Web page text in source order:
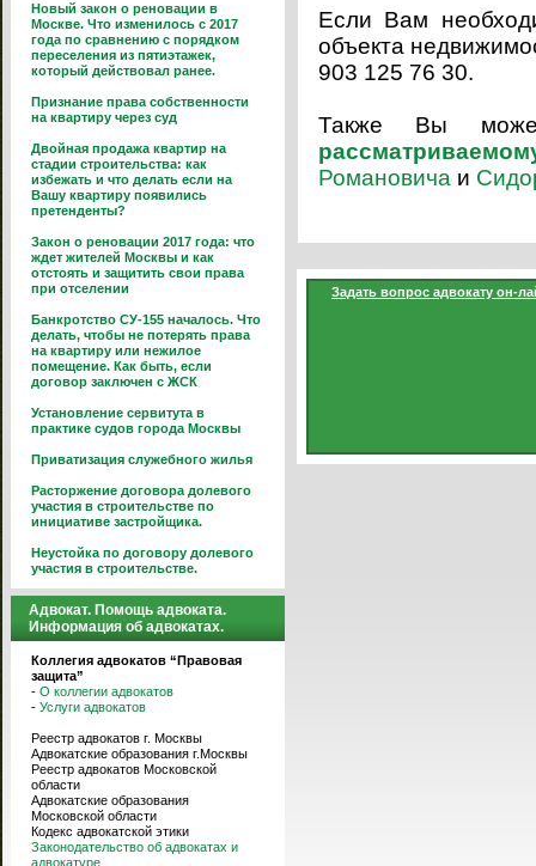
Новый закон о реновации в
Москве. Что изменилось с 2017
года по сравнению с порядком
переселения из пятиэтажек,
который действовал ранее.
Признание права собственности
на квартиру через суд
Двойная продажа квартир на
стадии строительства: как
избежать и что делать если на
Вашу квартиру появились
претенденты?
Закон о реновации 2017 года: что
ждет жителей Москвы и как
отстоять и защитить свои права
при отселении
Банкротство СУ-155 началось. Что
делать, чтобы не потерять права
на квартиру или нежилое
помещение. Как быть, если
договор заключен с ЖСК
Установление сервитута в
практике судов города Москвы
Приватизация служебного жилья
Расторжение договора долевого
участия в строительстве по
инициативе застройщика.
Неустойка по договору долевого
участия в строительстве.
Адвокат. Помощь адвоката.
Информация об адвокатах.
Коллегия адвокатов “Правовая
защита”
- О коллегии адвокатов
- Услуги адвокатов
Реестр адвокатов г. Москвы
Адвокатские образования г.Москвы
Реестр адвокатов Московской
области
Адвокатские образования
Московской области
Кодекс адвокатской этики
Законодательство об адвокатах и
адвокатуре
Если Вам
объекта
903 125 76 30.
Также Вы
Романовича и
Задать вопрос адвокату он-